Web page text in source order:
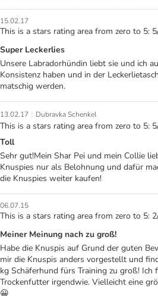
15.02.17
This is a stars rating area from zero to 5:
Super Leckerlies
Unsere Labradorhündin liebt sie und ich
Konsistenz haben und in der
matschig werden.
13.02.17 | Dubravka Schenkel
This is a stars rating area from zero to 5:
Toll
Sehr gut!Mein Shar Pei und mein Collie
Knuspies nur als Belohnung und dafür
die Knuspies weiter kaufen!
06.07.15
This is a stars rating area from zero to 5:
Meiner Meinung nach zu groß!
Habe die Knuspis auf Grund der guten
mir die Knuspis anders vorgestellt und
kg Schäferhund fürs Training zu groß!
Trockenfutter irgendwie. Vielleicht eine
😀